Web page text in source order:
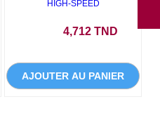
HIGH-SPEED
4,712 TND
AJOUTER AU PANIER